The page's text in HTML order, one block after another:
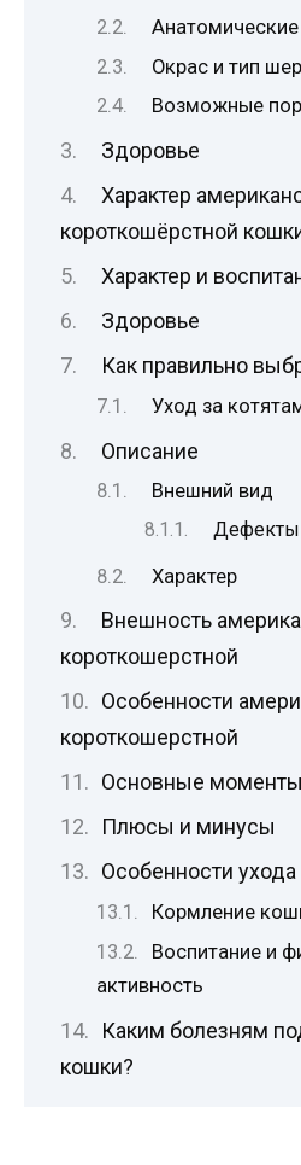
Анатомические
Окрас и тип
Возможные
Здоровье
Характер
короткошёрстной
Характер и
Здоровье
Как правильно
Уход за
Описание
Внешний вид
Характер
Внешность
короткошерстной
Особенности
короткошерстной
Основные моменты
Плюсы и минусы
Особенности
Кормление
Воспитание и
активность
Каким болезням
кошки?